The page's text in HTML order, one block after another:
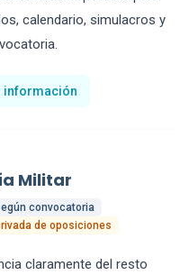
calendario, simulacros y
información
Militar
convocatoria
de oposiciones
claramente del resto